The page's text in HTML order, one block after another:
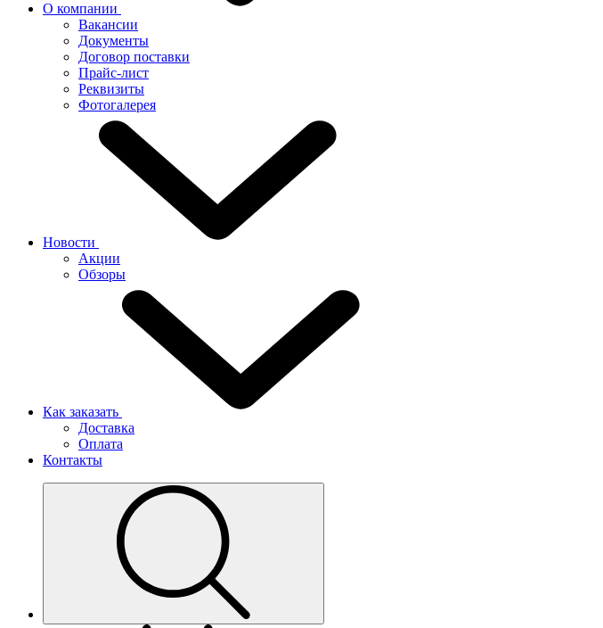
О компании
Вакансии
Документы
Договор поставки
Прайс-лист
Реквизиты
Фотогалерея
Новости
Акции
Обзоры
Как заказать
Доставка
Оплата
Контакты